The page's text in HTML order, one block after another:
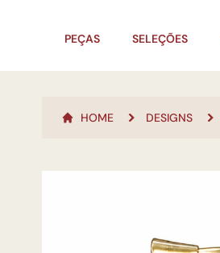
PEÇAS SELEÇÕES
HOME DESIGNS